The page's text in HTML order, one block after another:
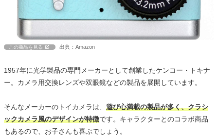
この商品を見る 出典：Amazon
1957年に光学製品の専門メーカーとして創業したケンコー・トキナ
ー。カメラ用交換レンズや双眼鏡などの製品を展開しています。
そんなメーカーのトイカメラは、 遊び心満載の製品が多く、クラシ
ックカメラ風のデザインが特徴です。キャラクターとのコラボ商品
もあるので、お子さんも喜ぶでしょう。